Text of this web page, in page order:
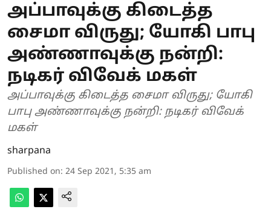
அப்பாவுக்கு கிடைத்த
சைமா விருது; யோகி பாபு
அண்ணாவுக்கு நன்றி:
நடிகர் விவேக் மகள்
அப்பாவுக்கு கிடைத்த சைமா விருது; யோகி
பாபு அண்ணாவுக்கு நன்றி: நடிகர் விவேக்
மகள்
sharpana
Published on: 24 Sep 2021, 5:35 am